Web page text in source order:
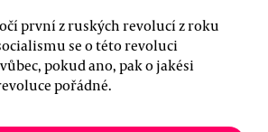
první z ruských revolucí z roku
se o této revoluci
pokud ano, pak o jakési
pořádné.